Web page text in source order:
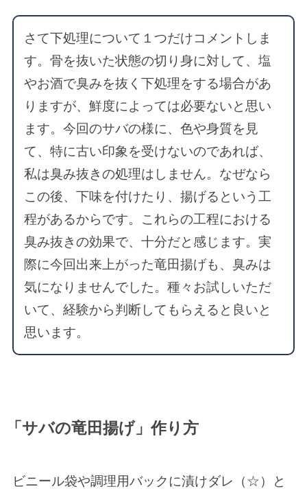
さて下処理について１つだけコメントしま
す。骨を抜いた状態の切り身に対して、塩
やお酒で臭みを抜く下処理をする場合があ
りますが、鮮度によっては必要ないと思い
ます。今回のサバの様に、色や身質を見
て、特に古い印象を受けないのであれば、
私は臭み抜きの処理はしません。なぜなら
この後、下味を付けたり、揚げるという工
程があるからです。これらの工程における
臭み抜きの効果で、十分だと感じます。実
際に今回出来上がった竜田揚げも、臭みは
気になりませんでした。種々お試しいただ
いて、経験から判断してもらえると良いと
思います。
「サバの竜田揚げ」作り方
ビニール袋や調理用バックに漬けダレ（☆）と